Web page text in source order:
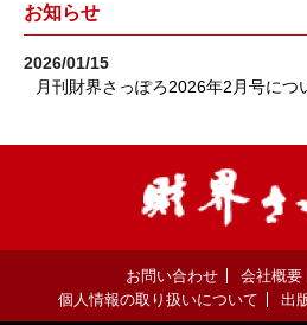
お知らせ
2026/01/15
月刊財界さっぽろ2026年2月号につ
お問い合わせ 会社概要
個人情報の取り扱いについて
出